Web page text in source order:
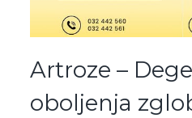
Artroze –
oboljenja